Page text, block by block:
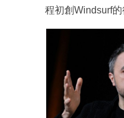
程初創Windsurf的